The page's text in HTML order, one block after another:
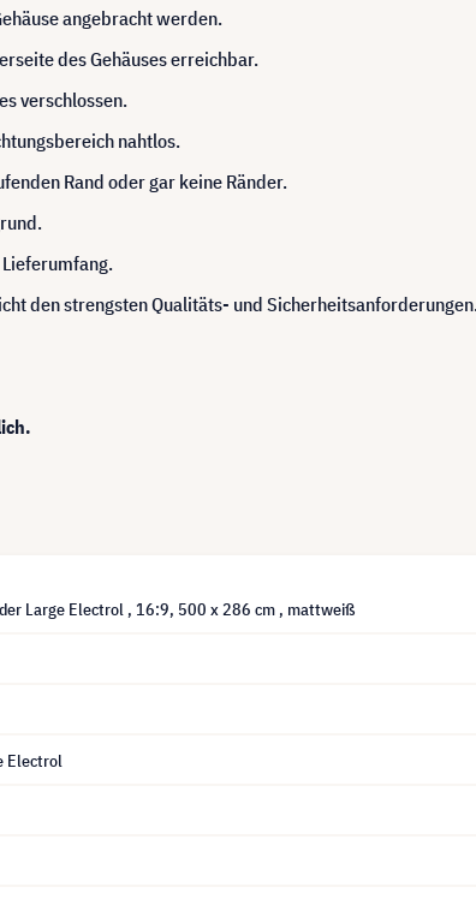
angebracht werden.
des Gehäuses erreichbar.
verschlossen.
nahtlos.
Rand oder gar keine Ränder.
den strengsten Qualitäts- und
Large Electrol , 16:9, 500 x 286 cm , mattweiß
Electrol